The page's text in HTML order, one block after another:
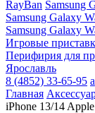
RayBan Samsung
Samsung Galaxy
Samsung Galaxy
Игровые
Перифирия для
Ярославль
8 (4852) 33-65-95
Главная
iPhone 13/14